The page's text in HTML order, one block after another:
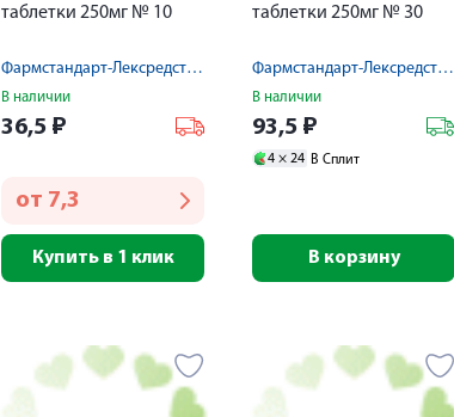
таблетки 250мг № 10
Фармстандарт-Лексредства ОАО
В наличии
36,5 ₽
от 7,3
Купить в 1 клик
таблетки 250мг № 30
Фармстандарт-Лексредства ОАО
В наличии
93,5 ₽
4 × 24 В Сплит
В корзину